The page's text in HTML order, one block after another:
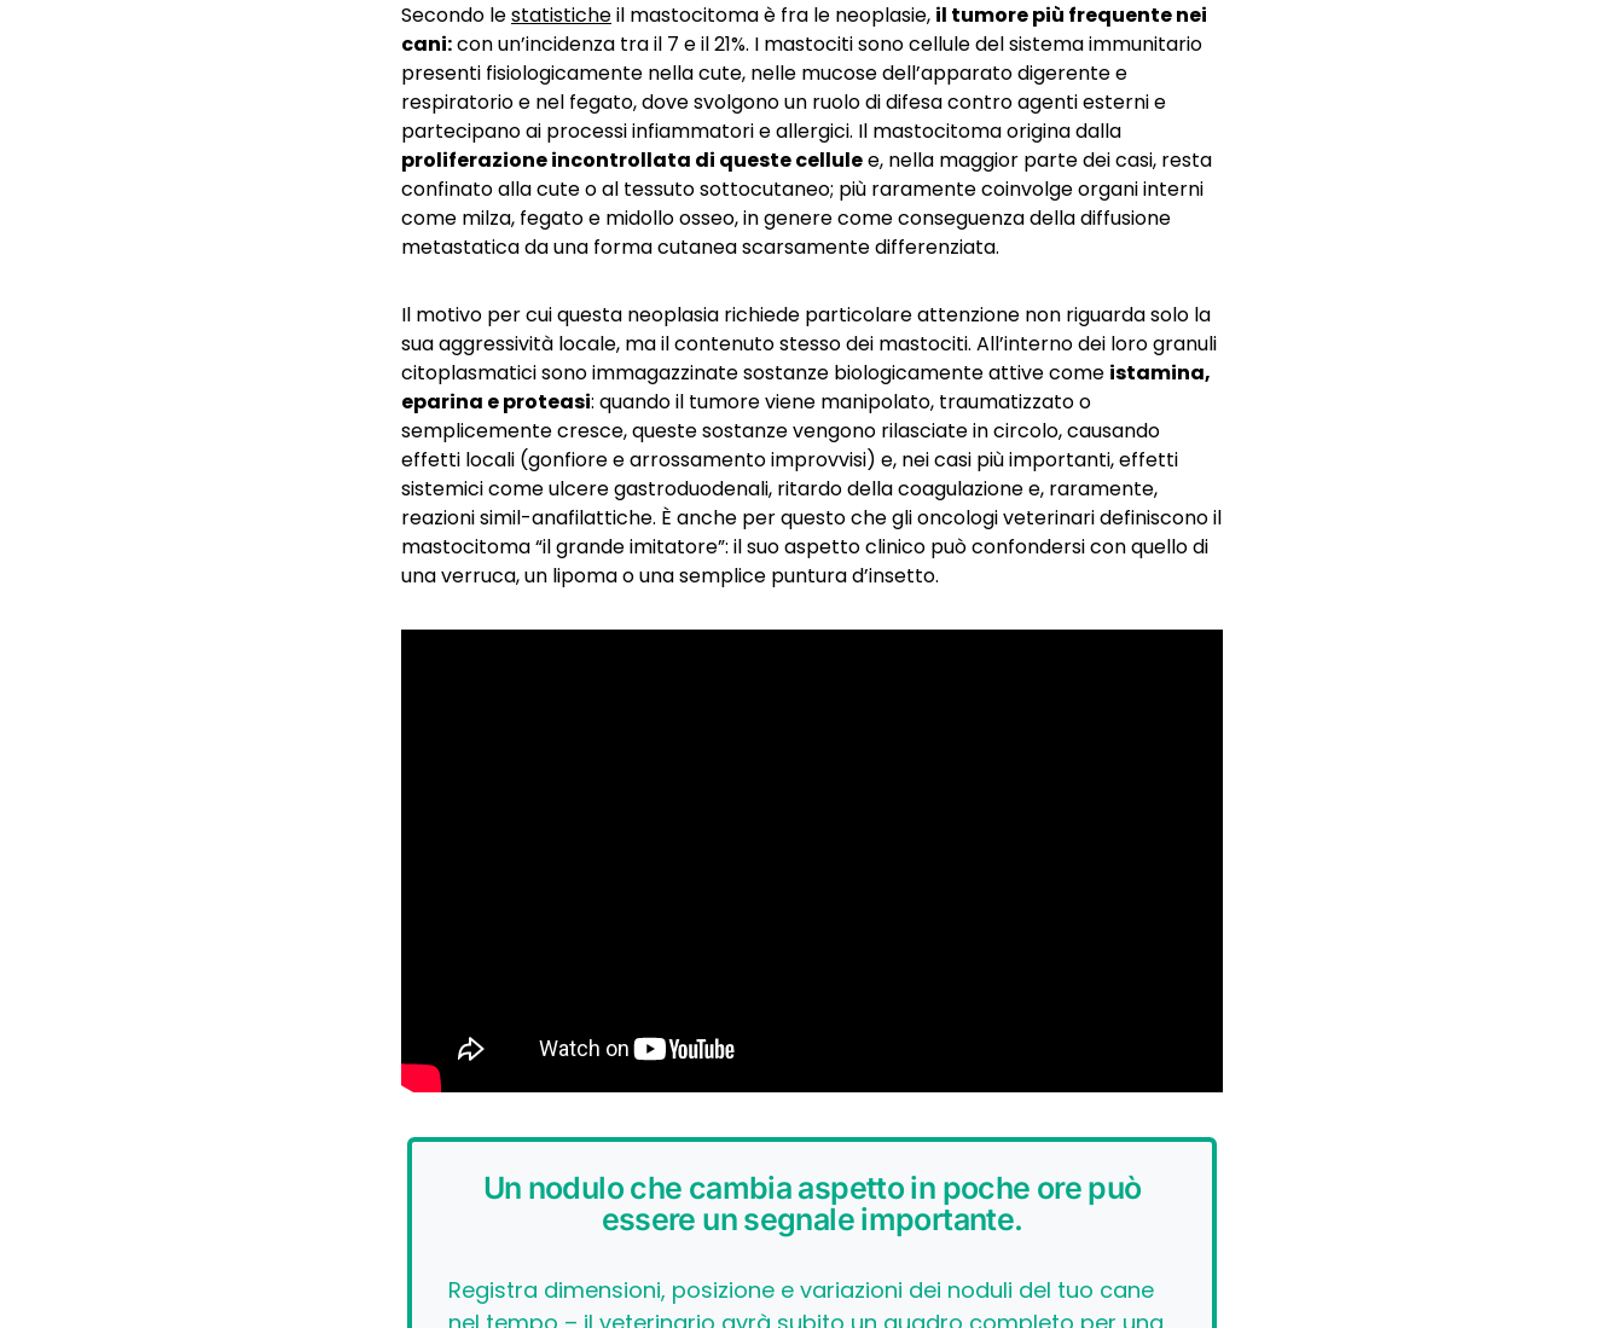
Secondo lestatisticheil mastocitoma è fra le neoplasie, il tumore più frequente nei
cani:con un’incidenza tra il 7 e il 21%. I mastociti sono cellule del sistema immunitario
presenti fisiologicamente nella cute, nelle mucose dell’apparato digerente e
respiratorio e nel fegato, dove svolgono un ruolo di difesa contro agenti esterni e
partecipano ai processi infiammatori e allergici. Il mastocitoma origina dalla
proliferazione incontrollata di queste cellulee, nella maggior parte dei casi, resta
confinato alla cute o al tessuto sottocutaneo; più raramente coinvolge organi interni
come milza, fegato e midollo osseo, in genere come conseguenza della diffusione
metastatica da una forma cutanea scarsamente differenziata.
Il motivo per cui questa neoplasia richiede particolare attenzione non riguarda solo la
sua aggressività locale, ma il contenuto stesso dei mastociti. All’interno dei loro granuli
citoplasmatici sono immagazzinate sostanze biologicamente attive come istamina,
eparina e proteasi: quando il tumore viene manipolato, traumatizzato o
semplicemente cresce, queste sostanze vengono rilasciate in circolo, causando
effetti locali (gonfiore e arrossamento improvvisi) e, nei casi più importanti, effetti
sistemici come ulcere gastroduodenali, ritardo della coagulazione e, raramente,
reazioni simil-anafilattiche. È anche per questo che gli oncologi veterinari definiscono il
mastocitoma “il grande imitatore”: il suo aspetto clinico può confondersi con quello di
una verruca, un lipoma o una semplice puntura d’insetto.
Un nodulo che cambia aspetto in poche ore può
essere un segnale importante.
Registra dimensioni, posizione e variazioni dei noduli del tuo cane
nel tempo – il veterinario avrà subito un quadro completo per una